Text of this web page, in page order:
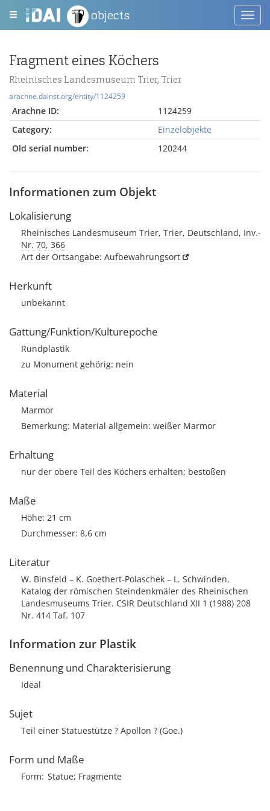
objects
Fragment eines Köchers
Rheinisches Landesmuseum Trier, Trier
arachne.dainst.org/entity/1124259
Arachne ID:
1124259
Category:
Einzelobjekte
Old serial number:
120244
Informationen zum Objekt
Lokalisierung
Rheinisches Landesmuseum Trier, Trier, Deutschland, Inv.-
Nr. 70, 366
Art der Ortsangabe: Aufbewahrungsort
Herkunft
unbekannt
Gattung/Funktion/Kulturepoche
Rundplastik
zu Monument gehörig: nein
Material
Marmor
Bemerkung: Material allgemein: weißer Marmor
Erhaltung
nur der obere Teil des Köchers erhalten; bestoßen
Maße
Höhe: 21 cm
Durchmesser: 8,6 cm
Literatur
W. Binsfeld – K. Goethert-Polaschek – L. Schwinden,
Katalog der römischen Steindenkmäler des Rheinischen
Landesmuseums Trier. CSIR Deutschland XII 1 (1988) 208
Nr. 414 Taf. 107
Information zur Plastik
Benennung und Charakterisierung
Ideal
Sujet
Teil einer Statuestütze ? Apollon ? (Goe.)
Form und Maße
Form Statue; Fragmente